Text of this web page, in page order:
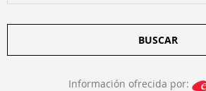
BUSCAR
Información ofrecida por: